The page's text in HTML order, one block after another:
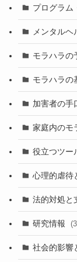
プログラム
メンタルヘ
モラハラの
モラハラの
加害者の手
家庭内のモ
役立つツー
心理的虐待
法的対処と
研究情報
社会的影響